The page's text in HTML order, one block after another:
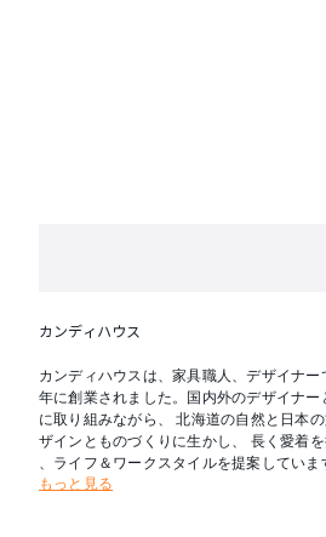
カンディハウス
カンディハウスは、家具職人、デザイナー
年に創業されました。国内外のデザイナ
に取り組みながら、 北海道の自然と日本
ザインとものづくりに生かし、 長く愛着
、ライフ＆ワークスタイルを提案していま
もっと見る